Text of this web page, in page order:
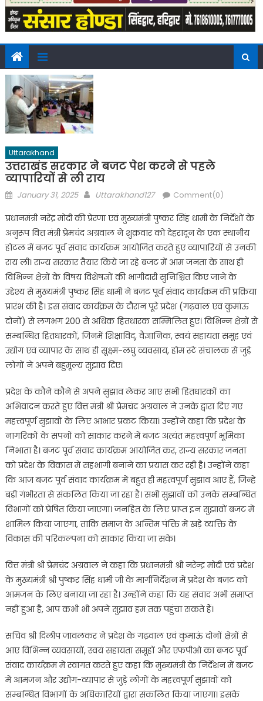
Uttarakhand
उत्तराखंड सरकार ने बजट पेश करने से पहले
व्यापारियों से ली राय
Posted
January 31, 2025 Author
Uttarakhand127 Comment(0)
प्रधानमंत्री नरेंद्र मोदी की प्रेरणा एवं मुख्यमंत्री पुष्कर सिंह धामी के निर्देशों के
अनुरूप वित्त मंत्री प्रेमचंद अग्रवाल ने शुक्रवार को देहरादून के एक स्थानीय
होटल में बजट पूर्व संवाद कार्यक्रम आयोजित करते हुए व्यापारियों से उनकी
राय ली। राज्य सरकार तैयार किये जा रहे बजट में आम जनता के साथ ही
विभिन्न क्षेत्रों के विषय विशेषज्ञों की भागीदारी सुनिश्चित किए जाने के
उद्देश्य से मुख्यमंत्री पुष्कर सिंह धामी ने बजट पूर्व संवाद कार्यक्रम की प्रक्रिया
प्रारंभ की है। इस संवाद कार्यक्रम के दौरान पूरे प्रदेश (गढ़वाल एवं कुमांऊ
दोनों) से लगभग 200 से अधिक हितधारक सम्मिलित हुए। विभिन्न क्षेत्रों से
सम्बन्धित हितधारकों, जिनमें शिक्षाविद्, वैज्ञानिक, स्वयं सहायता समूह एवं
उद्योग एवं व्यापार के साथ ही सूक्ष्म-लघु व्यवसाय, होम स्टे संचालक से जुड़े
लोगों ने अपने बहुमूल्य सुझाव दिए।
प्रदेश के कौने कौने से अपने सुझाव लेकर आए सभी हितधारकों का
अभिवादन करते हुए वित्त मंत्री श्री प्रेमचंद अग्रवाल ने उनके द्वारा दिए गए
महत्त्वपूर्ण सुझावों के लिए आभार प्रकट किया। उन्होंने कहा कि प्रदेश के
नागरिकों के सपनों को साकार करने में बजट अत्यंत महत्त्वपूर्ण भूमिका
निभाता है। बजट पूर्व संवाद कार्यक्रम आयोजित कर, राज्य सरकार जनता
को प्रदेश के विकास में सहभागी बनाने का प्रयास कर रही है। उन्होंने कहा
कि आज बजट पूर्व संवाद कार्यक्रम में बहुत ही महत्वपूर्ण सुझाव आए हैं, जिन्हें
बड़ी गंभीरता से संकलित किया जा रहा है। सभी सुझावों को उनके सम्बन्धित
विभागों को प्रेषित किया जाएगा। जनहित के लिए प्राप्त इन सुझावों बजट में
शामिल किया जाएगा, ताकि समाज के अन्तिम पंक्ति में खड़े व्यक्ति के
विकास की परिकल्पना को साकार किया जा सके।
वित्त मंत्री श्री प्रेमचंद अग्रवाल ने कहा कि प्रधानमंत्री श्री नरेन्द्र मोदी एवं प्रदेश
के मुख्यमंत्री श्री पुष्कर सिंह धामी जी के मार्गनिर्देशन में प्रदेश के बजट को
आमजन के लिए बनाया जा रहा है। उन्होंने कहा कि यह संवाद अभी समाप्त
नहीं हुआ है, आप कभी भी अपने सुझाव हम तक पहुंचा सकते हैं।
सचिव श्री दिलीप जावलकर ने प्रदेश के गढ़वाल एवं कुमाऊं दोनों क्षेत्रों से
आए विभिन्न व्यवसायों, स्वयं सहायता समूहों और एफपीओ का बजट पूर्व
संवाद कार्यक्रम में स्वागत करते हुए कहा कि मुख्यमंत्री के निर्देशन में बजट
में आमजन और उद्योग-व्यापार से जुड़े लोगों के महत्त्वपूर्ण सुझावों को
सम्बन्धित विभागों के अधिकारियों द्वारा संकलित किया जाएगा। इसके